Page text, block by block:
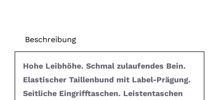
Beschreibung
Hohe Leibhöhe. Schmal zulaufendes Bein.
Elastischer Taillenbund mit Label-Prägung.
Seitliche Eingrifftaschen. Leistentaschen